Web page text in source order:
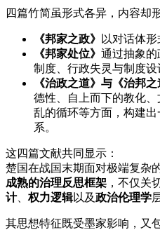
四篇竹简虽形式各异，内容却
《邦家之政》
以对话体形
《邦家处位》 通过抽象的
制度、行政失灵与制度设
《治政之道》与《治邦之
德性、自上而下的教化
乱的循环等方面，构建
系。
这四篇文献共同显示：
楚国在战国末期面对极端复杂
成熟的治理反思框架 ，不仅关
计、权力逻辑以及政治伦理学
其思想特征既受墨家影响，又